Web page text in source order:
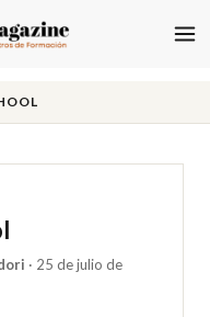
· 25 de julio de